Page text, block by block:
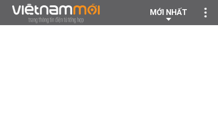
MỚI NHẤT